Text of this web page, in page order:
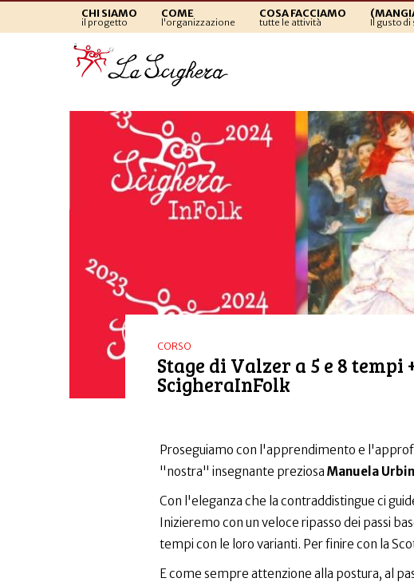
CHI SIAMO
il progetto
COME
l'organizzazione
COSA FACCIAMO
tutte le attività Il gusto
CORSO
Stage di Valzer a 5 e 8
ScigheraInFolk
Proseguiamo con l'apprendimento e
"nostra" insegnante preziosa Manuela
Con l'eleganza che la contraddistingue ci
Inizieremo con un veloce ripasso dei passi
tempi con le loro varianti. Per finire con la
E come sempre attenzione alla postura, al